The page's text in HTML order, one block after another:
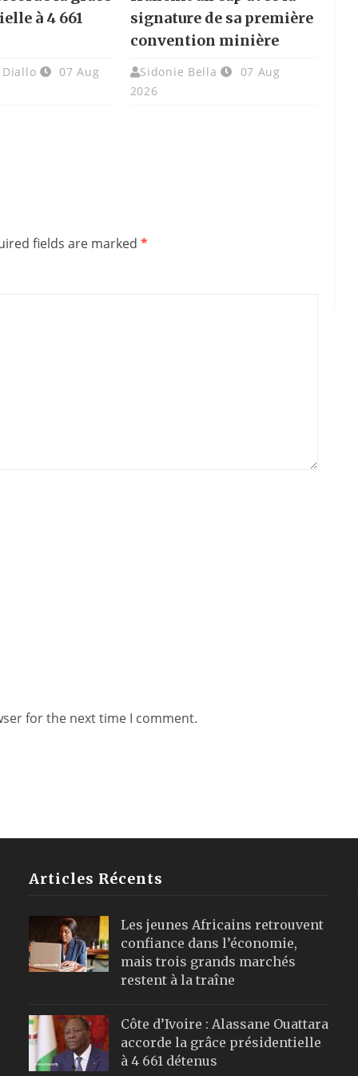
à 4 661
Diallo 07 Aug
signature de sa première
convention minière
Sidonie Bella
07 Aug
2026
fields are marked *
for the next time I comment.
Articles Récents
Les jeunes Africains retrouvent
confiance dans l’économie,
mais trois grands marchés
restent à la traîne
Côte d’Ivoire : Alassane Ouattara
accorde la grâce présidentielle
à 4 661 détenus